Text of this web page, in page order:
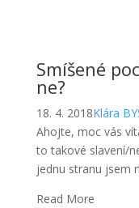
Smíšené
ne?
18. 4. 2018Klára
Ahojte, moc vás
to takové slavení/
jednu stranu jsem
Read More